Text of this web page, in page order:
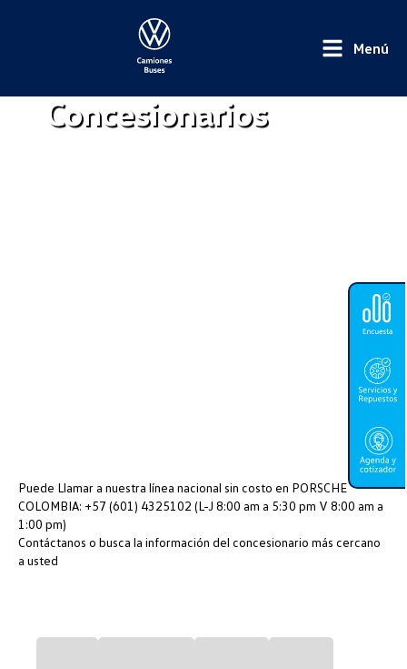
Menú
Concesionarios
Puede Llamar a nuestra línea nacional sin costo en PORSCHE
COLOMBIA: +57 (601) 4325102 (L-J 8:00 am a 5:30 pm V 8:00 am a
1:00 pm)
Contáctanos o busca la información del concesionario más cercano
a usted